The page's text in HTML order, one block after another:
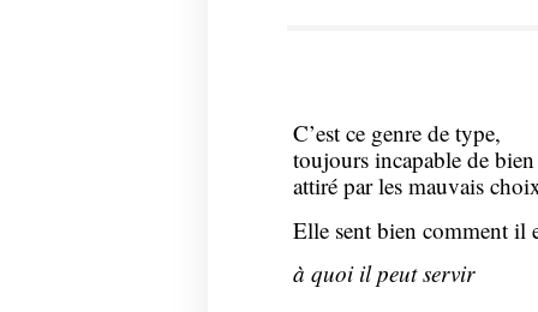
C’est ce genre de type,
toujours incapable de
attiré par les mauvais
Elle sent bien comment il
à quoi il peut servir